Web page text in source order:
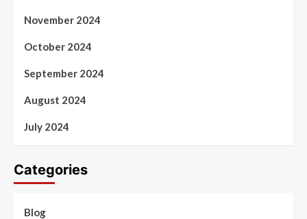
November 2024
October 2024
September 2024
August 2024
July 2024
Categories
Blog